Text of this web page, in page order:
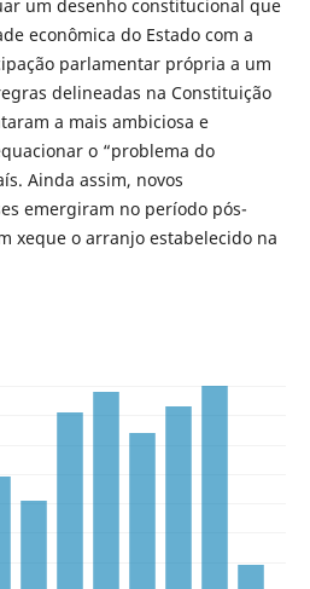
um desenho constitucional que
econômica do Estado com a
parlamentar própria a um
delineadas na Constituição
a mais ambiciosa e
o “problema do
Ainda assim, novos
emergiram no período pós-
xeque o arranjo estabelecido na